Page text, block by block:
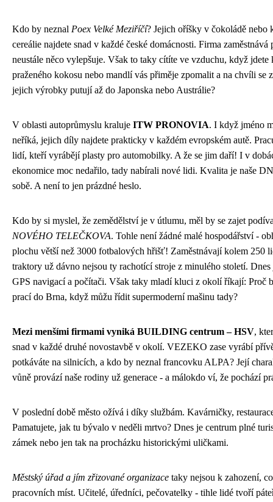
Kdo by neznal Poex Velké Meziříčí? Jejich oříšky v čokoládě nebo
cereálie najdete snad v každé české domácnosti. Firma zaměstnává
neustále něco vylepšuje. Však to taky cítíte ve vzduchu, když jdete
praženého kokosu nebo mandlí vás přiměje zpomalit a na chvíli se
jejich výrobky putují až do Japonska nebo Austrálie?
V oblasti autoprůmyslu kraluje ITW PRONOVIA. I když jméno
neříká, jejich díly najdete prakticky v každém evropském autě.
lidí, kteří vyrábějí plasty pro automobilky. A že se jim daří! I v
ekonomice moc nedařilo, tady nabírali nové lidi. Kvalita je naše
sobě. A není to jen prázdné heslo.
Kdo by si myslel, že zemědělství je v útlumu, měl by se zajet
NOVÉHO TELEČKOVA. Tohle není žádné malé hospodářství -
plochu větší než 3000 fotbalových hřišť! Zaměstnávají kolem 250
traktory už dávno nejsou ty rachotící stroje z minulého století.
GPS navigací a počítači. Však taky mladí kluci z okolí říkají: Proč
prací do Brna, když můžu řídit supermoderní mašinu tady?
Mezi menšími firmami vyniká BUILDING centrum – HSV,
snad v každé druhé novostavbě v okolí. VEZEKO zase vyrábí
potkáváte na silnicích, a kdo by neznal francovku ALPA? Její
vůně provází naše rodiny už generace - a málokdo ví, že pochází
V poslední době město ožívá i díky službám. Kavárničky,
Pamatujete, jak tu bývalo v neděli mrtvo? Dnes je centrum plné
zámek nebo jen tak na procházku historickými uličkami.
Městský úřad a jím zřizované organizace taky nejsou k zahození,
pracovních míst. Učitelé, úředníci, pečovatelky - tihle lidé tvoří